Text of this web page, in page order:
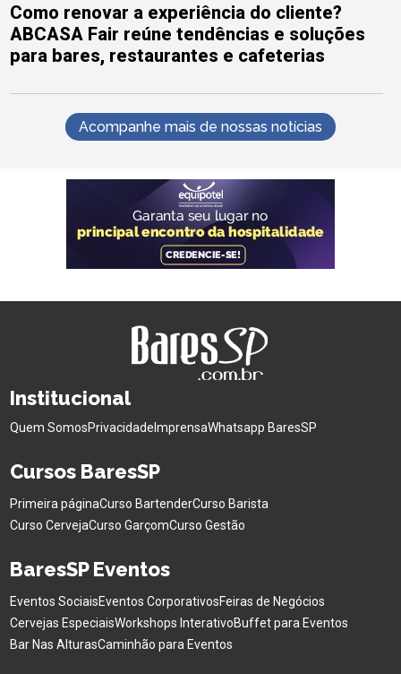
Como renovar a experiência do cliente?
ABCASA Fair reúne tendências e soluções
para bares, restaurantes e cafeterias
Acompanhe mais de nossas notícias
Institucional
Quem SomosPrivacidade ImprensaWhatsapp BaresSP
Cursos BaresSP
Primeira páginaCurso BartenderCurso Barista
Curso CervejaCurso GarçomCurso Gestão
BaresSP Eventos
Eventos SociaisEventos CorporativosFeiras de Negócios
Cervejas EspeciaisWorkshops InterativoBuffet para Eventos
Bar Nas AlturasCaminhão para Eventos